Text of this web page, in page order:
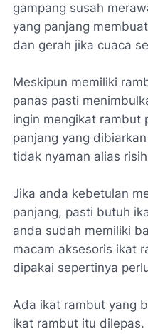
gampang susah
yang panjang
dan gerah jika cuaca
Meskipun memiliki
panas pasti
ingin mengikat rambut
panjang yang
tidak nyaman alias
Jika anda kebetulan
panjang, pasti butuh
anda sudah memiliki
macam aksesoris ikat
dipakai sepertinya
Ada ikat rambut yang
ikat rambut itu